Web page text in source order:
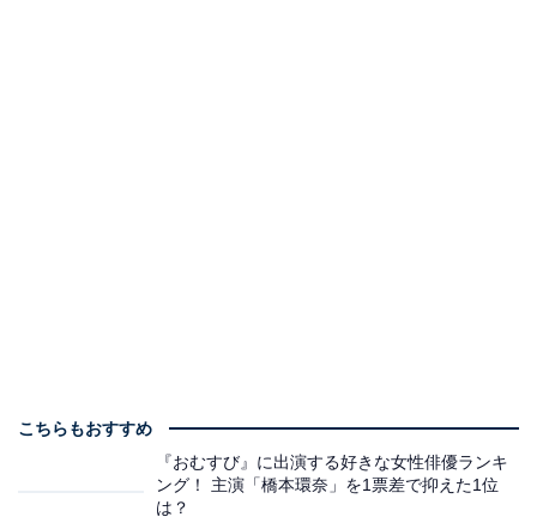
こちらもおすすめ
『おむすび』に出演する好きな女性俳優ランキ
ング！ 主演「橋本環奈」を1票差で抑えた1位
は？